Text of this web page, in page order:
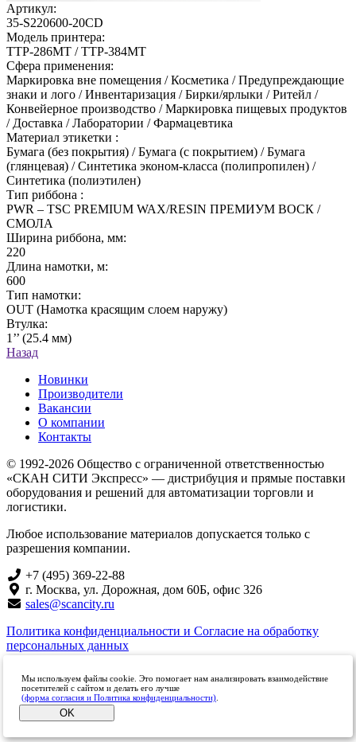
Артикул:
35-S220600-20CD
Модель принтера:
TTP-286MT / TTP-384MT
Сфера применения:
Маркировка вне помещения / Косметика / Предупреждающие
знаки и лого / Инвентаризация / Бирки/ярлыки / Ритейл /
Конвейерное производство / Маркировка пищевых продуктов
/ Доставка / Лаборатории / Фармацевтика
Материал этикетки :
Бумага (без покрытия) / Бумага (с покрытием) / Бумага
(глянцевая) / Синтетика эконом-класса (полипропилен) /
Синтетика (полиэтилен)
Тип риббона :
PWR – TSC PREMIUM WAX/RESIN ПРЕМИУМ ВОСК /
СМОЛА
Ширина риббона, мм:
220
Длина намотки, м:
600
Тип намотки:
OUT (Намотка красящим слоем наружу)
Втулка:
1’’ (25.4 мм)
Назад
Новинки
Производители
Вакансии
О компании
Контакты
© 1992-2026 Общество с ограниченной ответственностью
«СКАН СИТИ Экспресс» — дистрибуция и прямые поставки
оборудования и решений для автоматизации торговли и
логистики.
Любое использование материалов допускается только с
разрешения компании.
+7 (495) 369-22-88
г. Москва, ул. Дорожная, дом 60Б, офис 326
sales@scancity.ru
Политика конфиденциальности и Согласие на обработку
персональных данных
Мы используем файлы cookie. Это помогает нам анализировать взаимодействие
посетителей с сайтом и делать его лучше
(форма согласия и Политика конфиденциальности)
OK